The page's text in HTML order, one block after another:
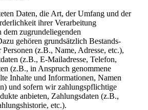
Daten, die Art, der Umfang und der
ihrer Verarbeitung
dem zugrundeliegenden
gehören grundsätzlich Bestands-
Personen (z.B., Name, Adresse, etc.),
(z.B., E-Mailadresse, Telefon,
(z.B., in Anspruch genommene
Inhalte und Informationen, Namen
und sofern wir zahlungspflichtige
anbieten, Zahlungsdaten (z.B.,
etc.).